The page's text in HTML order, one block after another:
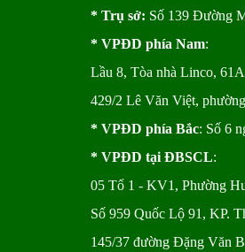
* Trụ sở: Số 139 Đường
* VPĐD phía Nam:
Lầu 8, Tòa nhà Linco,
429/2 Lê Văn Việt,
* VPĐD phía Bắc: Số 6
* VPĐD tại ĐBSCL:
05 Tổ 1 - KV1, Phường
Số 959 Quốc Lộ 91, KP.
145/37 đường Đặng Văn